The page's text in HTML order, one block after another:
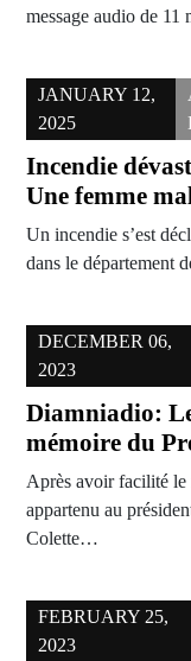
message audio de
JANUARY 12,
2025
Incendie
Une femme
Un incendie s’est
dans le département
DECEMBER 06,
2023
Diamniadio:
mémoire du
Après avoir facilité le
appartenu au
Colette…
FEBRUARY 25,
2023